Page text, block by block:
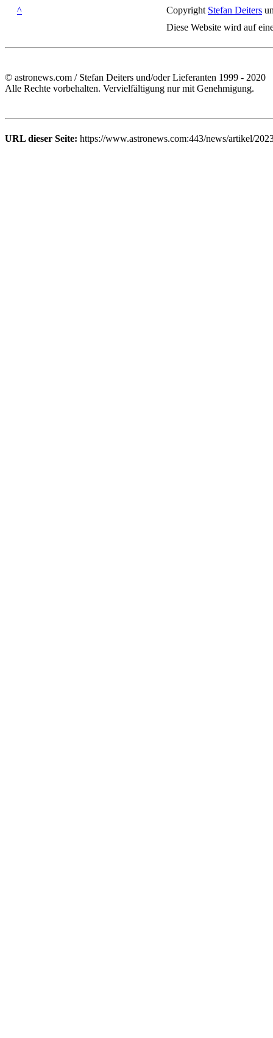
^ Copyright Stefan Deiters
Diese Website wird auf
© astronews.com / Stefan Deiters und/oder Lieferanten 1999 - 2020
Alle Rechte vorbehalten. Vervielfältigung nur mit Genehmigung.
URL dieser Seite: https://www.astronews.com:443/news/artikel/